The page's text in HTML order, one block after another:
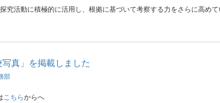
活動に積極的に活用し、根拠に基づいて考察する力をさらに高めて
真」を掲載しました
部
こちらからへ